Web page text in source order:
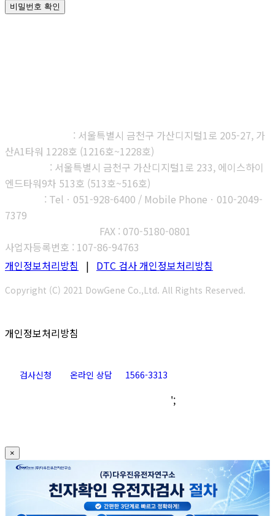
비밀번호 확인
: 서울특별시 금천구 가산디지털1로 205-27, 가
산A1타워 1228호 (1216호~1228호)
: 서울특별시 금천구 가산디지털1로 233, 에이스하이
엔드타워9차 513호 (513호~516호)
: Telㆍ051-928-6400 / Mobile Phoneㆍ010-2049-
7379
FAX : 070-5180-0801
사업자등록번호 : 107-86-94763
개인정보처리방침 | DTC 검사 개인정보처리방침
Copyright (C) 2021 DowGene Co.,Ltd. All Rights Reserved.
개인정보처리방침
검사신청 온라인 상담 1566-3313
Go
';
×